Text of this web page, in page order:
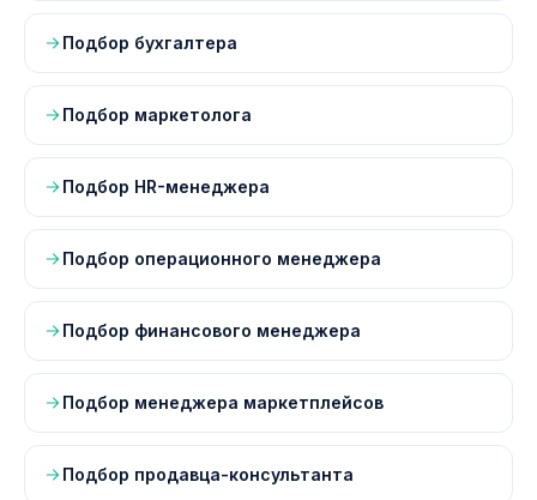
Подбор бухгалтера
Подбор маркетолога
Подбор HR-менеджера
Подбор операционного менеджера
Подбор финансового менеджера
Подбор менеджера маркетплейсов
Подбор продавца-консультанта